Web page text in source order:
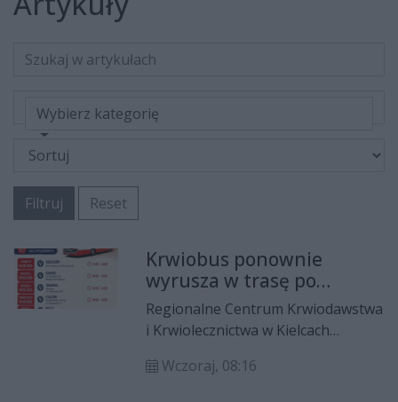
Wybierz kategorię
Filtruj Reset
Krwiobus ponownie
wyrusza w trasę po
regionie
Regionalne Centrum Krwiodawstwa
i Krwiolecznictwa w Kielcach
wyjazdowych akcjach honorowego
Wczoraj, 08:16